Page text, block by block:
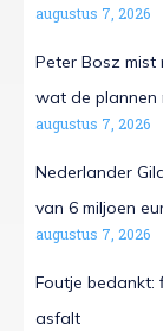
augustus 7, 2026
Peter Bosz mist
wat de plannen
augustus 7, 2026
Nederlander
van 6 miljoen
augustus 7, 2026
Foutje bedankt:
asfalt